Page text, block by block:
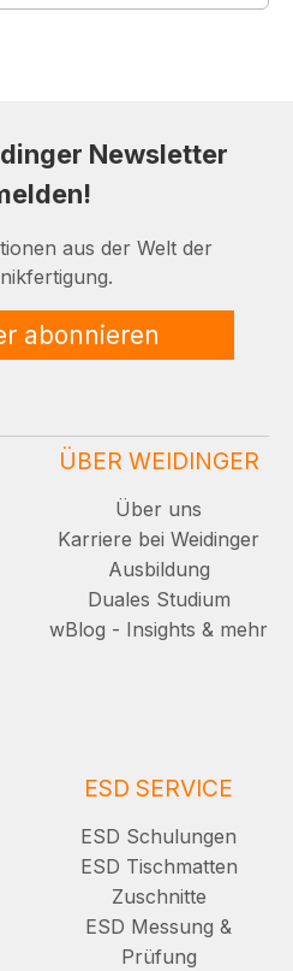
Newsletter
aus der Welt der
abonnieren
ÜBER WEIDINGER
Über uns
Karriere bei Weidinger
Ausbildung
Duales Studium
wBlog - Insights & mehr
ESD SERVICE
ESD Schulungen
ESD Tischmatten
Zuschnitte
ESD Messung &
Prüfung